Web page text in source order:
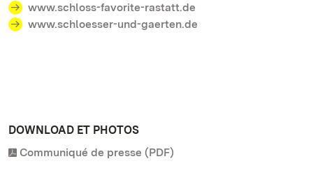
www.schloss-favorite-rastatt.de
www.schloesser-und-gaerten.de
DOWNLOAD ET PHOTOS
Communiqué de presse (PDF)